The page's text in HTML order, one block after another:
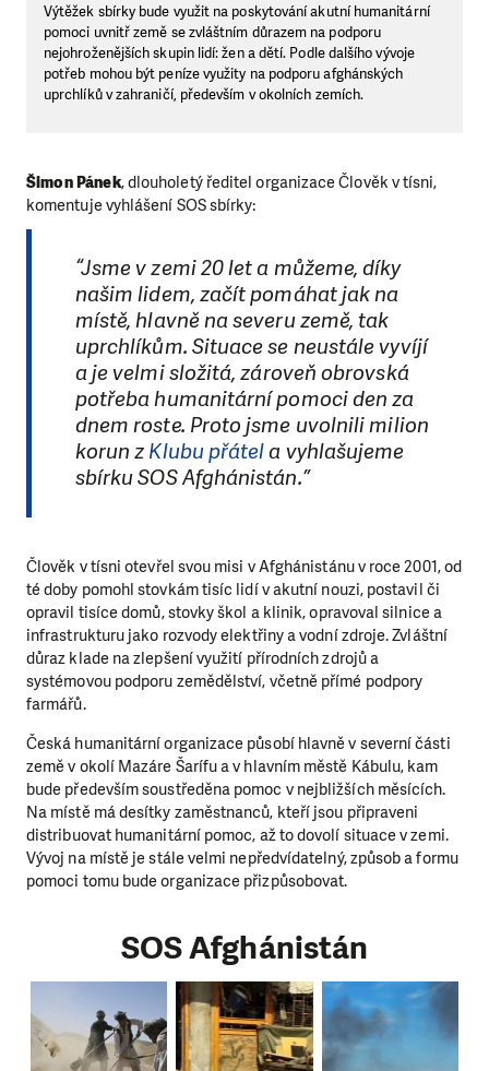
Výtěžek sbírky bude využit na poskytování akutní humanitární
pomoci uvnitř země se zvláštním důrazem na podporu
nejohroženějších skupin lidí: žen a dětí. Podle dalšího vývoje
potřeb mohou být peníze využity na podporu afghánských
uprchlíků v zahraničí, především v okolních zemích.
Šimon Pánek, dlouholetý ředitel organizace Člověk v tísni,
komentuje vyhlášení SOS sbírky:
“Jsme v zemi 20 let a můžeme, díky
našim lidem, začít pomáhat jak na
místě, hlavně na severu země, tak
uprchlíkům. Situace se neustále vyvíjí
a je velmi složitá, zároveň obrovská
potřeba humanitární pomoci den za
dnem roste. Proto jsme uvolnili milion
korun z Klubu přátela vyhlašujeme
sbírku SOS Afghánistán.”
Člověk v tísni otevřel svou misi v Afghánistánu v roce 2001, od
té doby pomohl stovkám tisíc lidí v akutní nouzi, postavil či
opravil tisíce domů, stovky škol a klinik, opravoval silnice a
infrastrukturu jako rozvody elektřiny a vodní zdroje. Zvláštní
důraz klade na zlepšení využití přírodních zdrojů a
systémovou podporu zemědělství, včetně přímé podpory
farmářů.
Česká humanitární organizace působí hlavně v severní části
země v okolí Mazáre Šarífu a v hlavním městě Kábulu, kam
bude především soustředěna pomoc v nejbližších měsících.
Na místě má desítky zaměstnanců, kteří jsou připraveni
distribuovat humanitární pomoc, až to dovolí situace v zemi.
Vývoj na místě je stále velmi nepředvídatelný, způsob a formu
pomoci tomu bude organizace přizpůsobovat.
SOS Afghánistán